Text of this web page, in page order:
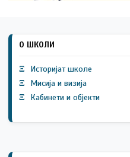
О ШКОЛИ
Ξ
Историјат школе
Ξ
Мисија и визија
Ξ
Кабинети и објекти